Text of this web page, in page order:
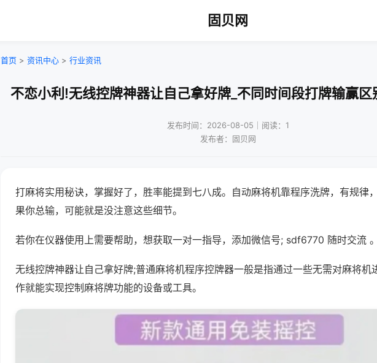
固贝网
首页 > 资讯中心 > 行业资讯
不恋小利!无线控牌神器让自己拿好牌_不同时间段打牌输赢
发布时间：2026-08-05｜阅读：1
发布者：固贝网
打麻将实用秘诀，掌握好了，胜率能提到七八成。自动麻将机靠程序洗牌，有规律
果你总输，可能就是没注意这些细节。
若你在仪器使用上需要帮助，想获取一对一指导，添加微信号; sdf6770 随时交流 。
无线控牌神器让自己拿好牌;普通麻将机程序控牌器一般是指通过一些无需对麻将机
作就能实现控制麻将牌功能的设备或工具。